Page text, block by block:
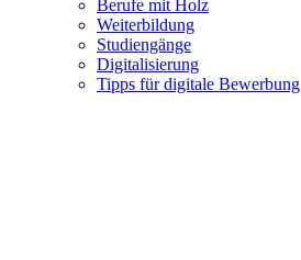
Berufe mit Holz
Weiterbildung
Studiengänge
Digitalisierung
Tipps für digitale Bewerbung